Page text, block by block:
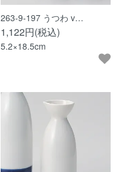
263-9-197 うつわ v…
1,122円(税込)
5.2×18.5cm